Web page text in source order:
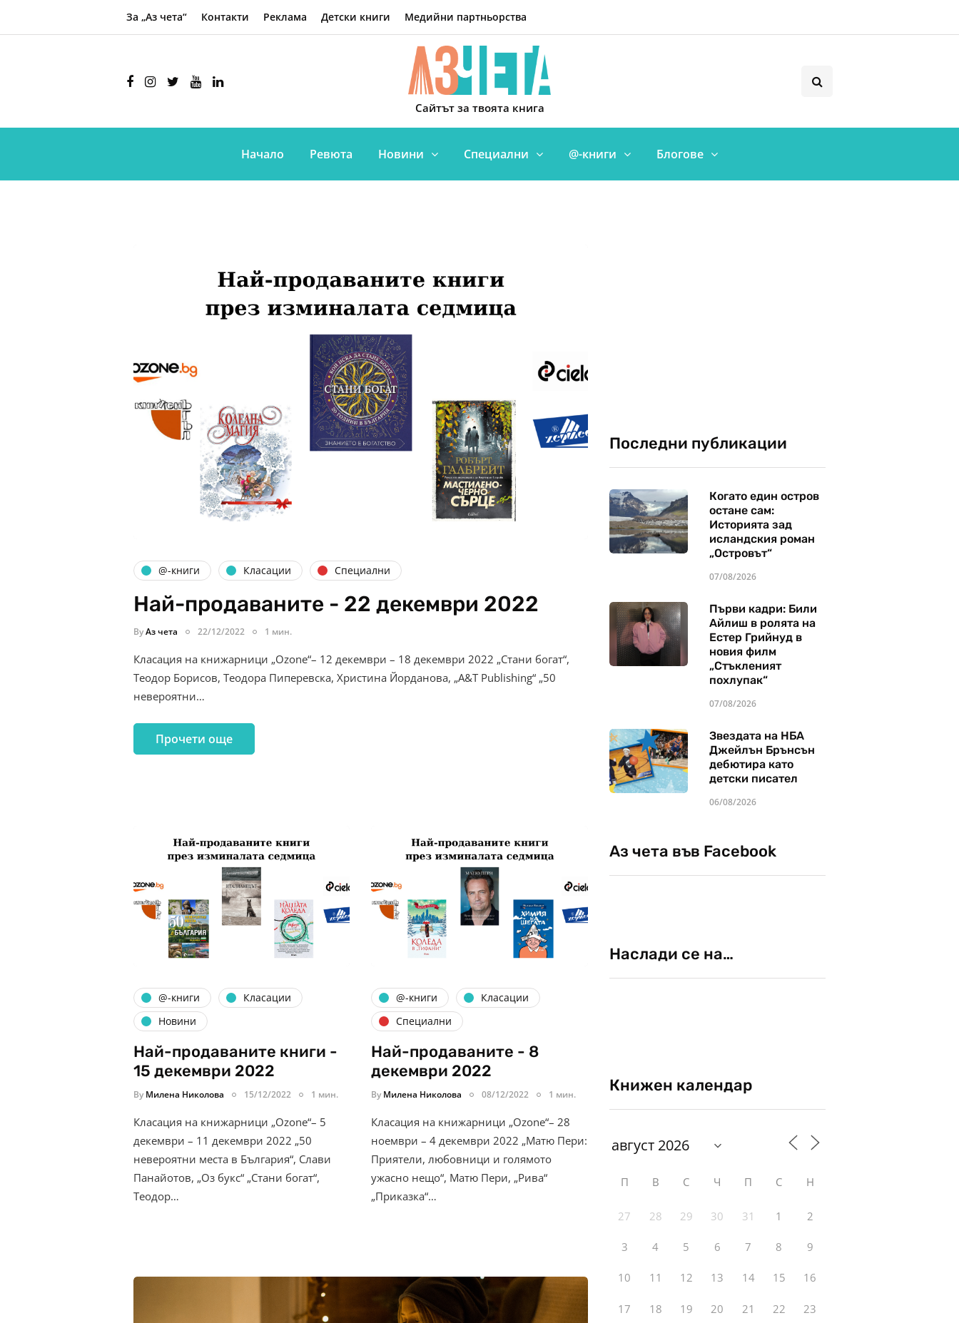
За „Аз чета“ Контакти Реклама Детски книги Медийни партньорства
Сайтът за твоята книга
Начало Ревюта Новини Специални @-книги Блогове
@-книги Класации Специални
Най-продаваните - 22 декември 2022
ByАз чета 22/12/2022 1 мин.
Класация на книжарници „Ozone“– 12 декември – 18 декември 2022 „Стани богат“,
Теодор Борисов, Теодора Пиперевска, Христина Йорданова, „A&T Publishing“ „50
невероятни…
Прочети още
@-книги
Класации
Новини
Най-продаваните книги -
15 декември 2022
By Милена Николова 15/12/2022 1 мин.
Класация на книжарници „Ozone“– 5
декември – 11 декември 2022 „50
невероятни места в България“, Слави
Панайотов, „Оз букс“ „Стани богат“,
Теодор…
@-книги
Класации
Специални
Най-продаваните - 8
декември 2022
By Милена Николова 08/12/2022 1 мин.
Класация на книжарници „Ozone“– 28
ноември – 4 декември 2022 „Матю Пери:
Приятели, любовници и голямото
ужасно нещо“, Матю Пери, „Рива“
„Приказка“…
Последни публикации
Когато един остров
остане сам:
Историята зад
исландския роман
„Островът“
07/08/2026
Първи кадри: Били
Айлиш в ролята на
Естер Грийнуд в
новия филм
„Стъкленият
похлупак“
07/08/2026
Звездата на НБА
Джейлън Брънсън
дебютира като
детски писател
06/08/2026
Аз чета във Facebook
Наслади се на…
Книжен календар
П В С Ч П С Н
27 28 29 30 31 1 2
3 4 5 6 7 8 9
10 11 12 13 14 15 16
17 18 19 20 21 22 23